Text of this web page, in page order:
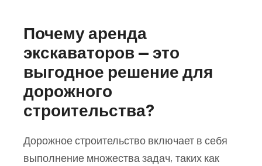
Почему аренда
экскаваторов — это
выгодное решение для
дорожного
строительства?
Дорожное строительство включает в себя
выполнение множества задач, таких как